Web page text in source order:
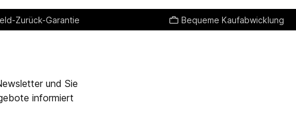
Zurück-Garantie Bequeme Kaufabwicklung
und Sie
informiert